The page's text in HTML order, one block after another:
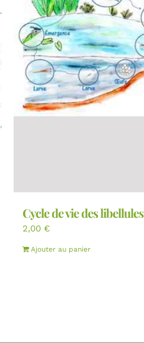
Cycle de vie des libellules
2,00 €
Ajouter au panier